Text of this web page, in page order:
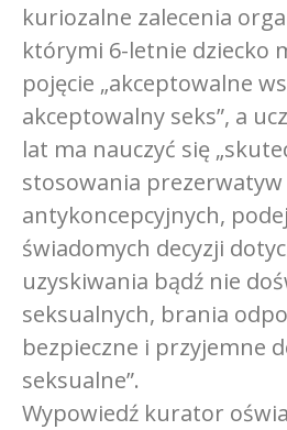
kuriozalne zalecenia
którymi 6-letnie dziecko
pojęcie „akceptowalne
akceptowalny seks”, a
lat ma nauczyć się
stosowania
antykoncepcyjnych,
świadomych decyzji
uzyskiwania bądź nie
seksualnych, brania
bezpieczne i przyjemne
seksualne”.
Wypowiedź kurator